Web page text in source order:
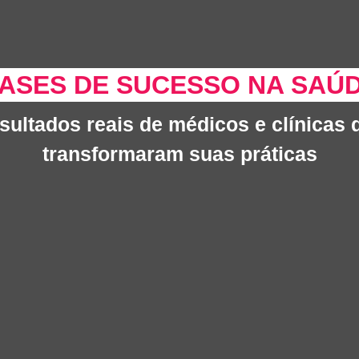
DE SUCESSO NA
reais de médicos e clínicas
transformaram suas práticas